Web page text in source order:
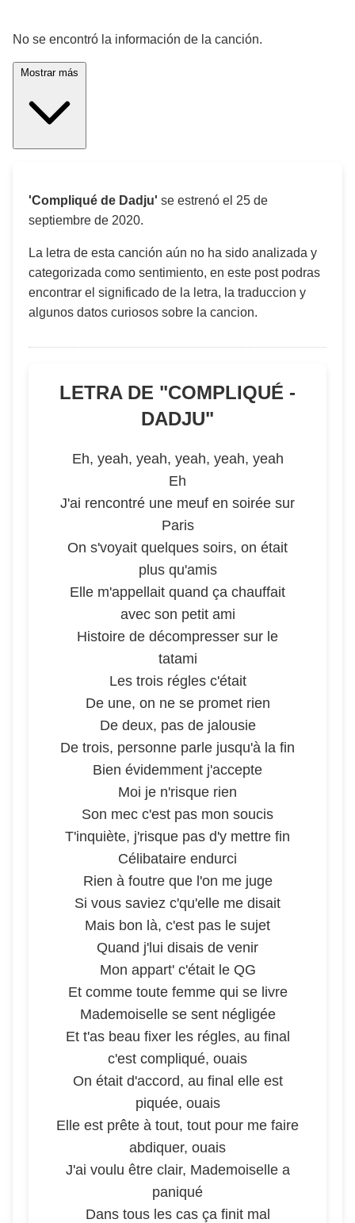
No se encontró la información de la canción.
'Compliqué de Dadju' se estrenó el 25 de
septiembre de 2020.
La letra de esta canción aún no ha sido analizada y
categorizada como sentimiento, en este post podras
encontrar el significado de la letra, la traduccion y
algunos datos curiosos sobre la cancion.
LETRA DE "COMPLIQUÉ -
DADJU"
Eh, yeah, yeah, yeah, yeah, yeah
Eh
J'ai rencontré une meuf en soirée sur
Paris
On s'voyait quelques soirs, on était
plus qu'amis
Elle m'appellait quand ça chauffait
avec son petit ami
Histoire de décompresser sur le
tatami
Les trois régles c'était
De une, on ne se promet rien
De deux, pas de jalousie
De trois, personne parle jusqu'à la fin
Bien évidemment j'accepte
Moi je n'risque rien
Son mec c'est pas mon soucis
T'inquiète, j'risque pas d'y mettre fin
Célibataire endurci
Rien à foutre que l'on me juge
Si vous saviez c'qu'elle me disait
Mais bon là, c'est pas le sujet
Quand j'lui disais de venir
Mon appart' c'était le QG
Et comme toute femme qui se livre
Mademoiselle se sent négligée
Et t'as beau fixer les régles, au final
c'est compliqué, ouais
On était d'accord, au final elle est
piquée, ouais
Elle est prête à tout, tout pour me faire
abdiquer, ouais
J'ai voulu être clair, Mademoiselle a
paniqué
Dans tous les cas ça finit mal